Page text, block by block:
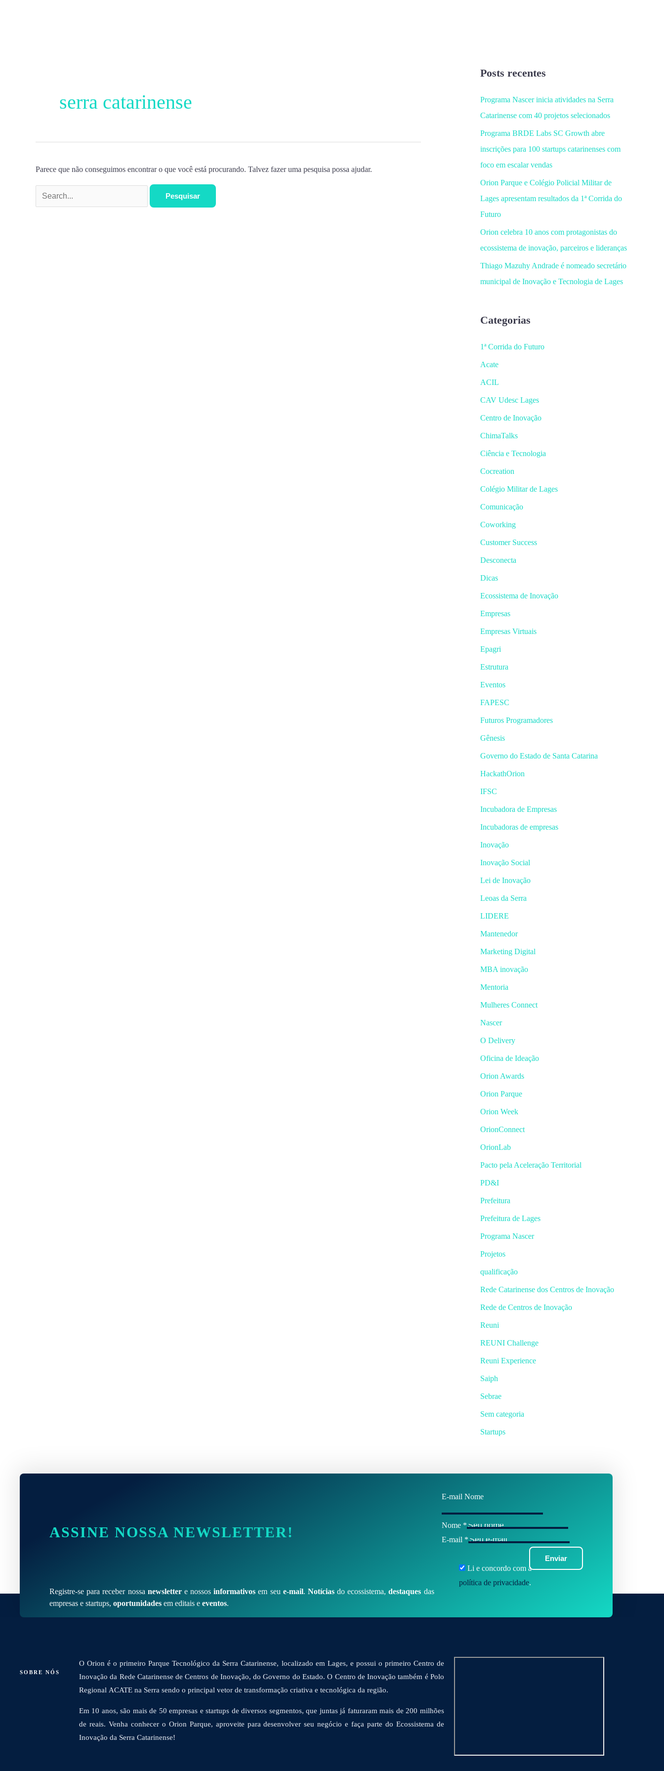
serra catarinense
Parece que não conseguimos encontrar o que você está procurando. Talvez fazer uma pesquisa possa ajudar.
Posts recentes
Programa Nascer inicia atividades na Serra
Catarinense com 40 projetos selecionados
Programa BRDE Labs SC Growth abre
inscrições para 100 startups catarinenses com
foco em escalar vendas
Orion Parque e Colégio Policial Militar de
Lages apresentam resultados da 1ª Corrida do
Futuro
Orion celebra 10 anos com protagonistas do
ecossistema de inovação, parceiros e lideranças
Thiago Mazuhy Andrade é nomeado secretário
municipal de Inovação e Tecnologia de Lages
Categorias
1ª Corrida do Futuro
Acate
ACIL
CAV Udesc Lages
Centro de Inovação
ChimaTalks
Ciência e Tecnologia
Cocreation
Colégio Militar de Lages
Comunicação
Coworking
Customer Success
Desconecta
Dicas
Ecossistema de Inovação
Empresas
Empresas Virtuais
Epagri
Estrutura
Eventos
FAPESC
Futuros Programadores
Gênesis
Governo do Estado de Santa Catarina
HackathOrion
IFSC
Incubadora de Empresas
Incubadoras de empresas
Inovação
Inovação Social
Lei de Inovação
Leoas da Serra
LIDERE
Mantenedor
Marketing Digital
MBA inovação
Mentoria
Mulheres Connect
Nascer
O Delivery
Oficina de Ideação
Orion Awards
Orion Parque
Orion Week
OrionConnect
OrionLab
Pacto pela Aceleração Territorial
PD&I
Prefeitura
Prefeitura de Lages
Programa Nascer
Projetos
qualificação
Rede Catarinense dos Centros de Inovação
Rede de Centros de Inovação
Reuni
REUNI Challenge
Reuni Experience
Saiph
Sebrae
Sem categoria
Startups
ASSINE NOSSA NEWSLETTER!
Registre-se para receber nossa newslettere nossosinformativos em seu e-mail. Notíciasdo ecossistema,destaques das
empresas e startups, oportunidades em editais e eventos.
E-mail Nome
Nome *
E-mail *
Enviar
Li e concordo com a
política de privacidade.
SOBRE NÓS
O Orion é o primeiro Parque Tecnológico da Serra Catarinense, localizado em Lages, e possui o primeiro Centro de
Inovação da Rede Catarinense de Centros de Inovação, do Governo do Estado. O Centro de Inovação também é Polo
Regional ACATE na Serra sendo o principal vetor de transformação criativa e tecnológica da região.
Em 10 anos, são mais de 50 empresas e startups de diversos segmentos, que juntas já faturaram mais de 200 milhões
de reais. Venha conhecer o Orion Parque, aproveite para desenvolver seu negócio e faça parte do Ecossistema de
Inovação da Serra Catarinense!